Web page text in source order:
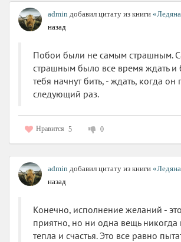
admin добавил цитату из книги
назад
Побои были не самым страшным.
страшным было все время ждать и
тебя начнут бить, - ждать, когда он
следующий раз.
Нравится 5 0
admin добавил цитату из книги
назад
Конечно, исполнение желаний -
приятно, но ни одна вещь никогда
тепла и счастья. Это все равно